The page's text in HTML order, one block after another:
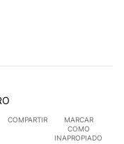
COMPARTIR
MARCAR
COMO
INAPROPIADO